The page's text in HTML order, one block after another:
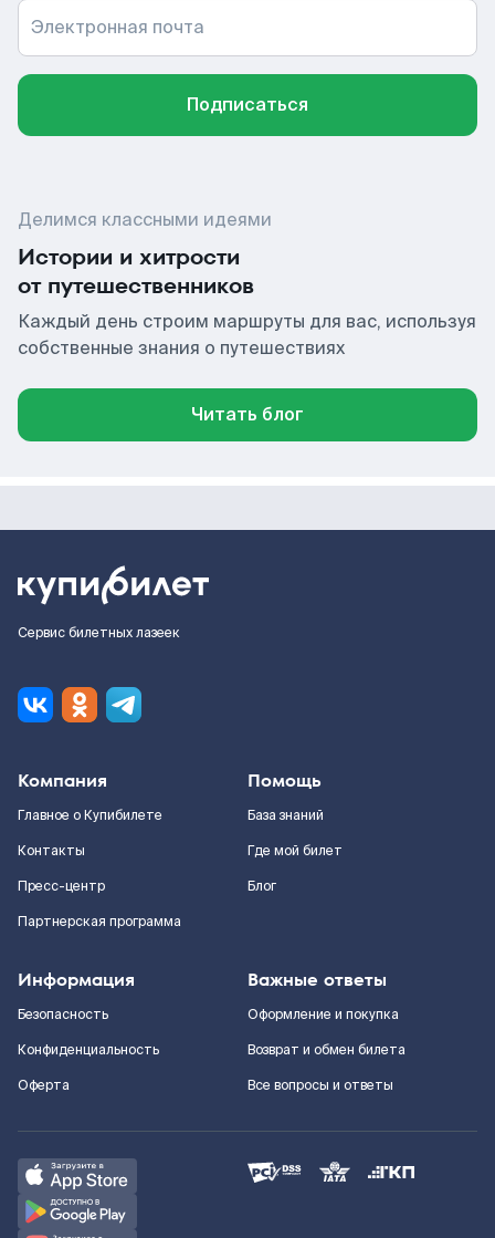
Электронная почта
Подписаться
Делимся классными идеями
Истории и хитрости
от путешественников
Каждый день строим маршруты для вас, используя
собственные знания о путешествиях
Читать блог
Сервис билетных лазеек
Компания
Главное о Купибилете
Контакты
Пресс-центр
Партнерская программа
Помощь
База знаний
Где мой билет
Блог
Информация
Безопасность
Конфиденциальность
Оферта
Важные ответы
Оформление и покупка
Возврат и обмен билета
Все вопросы и ответы